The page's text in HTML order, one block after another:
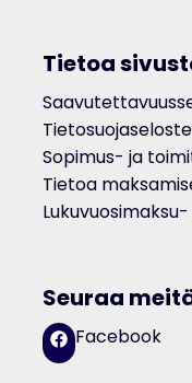
Tietoa
Tietosuojaseloste
Sopimus- ja
Tietoa
Seuraa
Facebook